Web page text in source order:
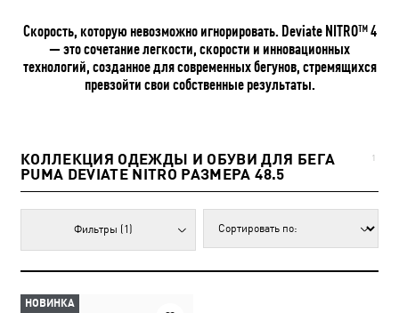
Скорость, которую невозможно игнорировать. Deviate NITRO™ 4
— это сочетание легкости, скорости и инновационных
технологий, созданное для современных бегунов, стремящихся
превзойти свои собственные результаты.
КОЛЛЕКЦИЯ ОДЕЖДЫ И ОБУВИ ДЛЯ БЕГА
PUMA DEVIATE NITRO РАЗМЕРА 48.5
1
Фильтры (1)
НОВИНКА